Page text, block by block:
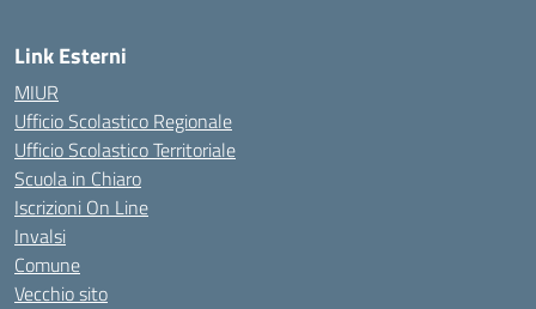
Link Esterni
MIUR
Ufficio Scolastico Regionale
Ufficio Scolastico Territoriale
Scuola in Chiaro
Iscrizioni On Line
Invalsi
Comune
Vecchio sito